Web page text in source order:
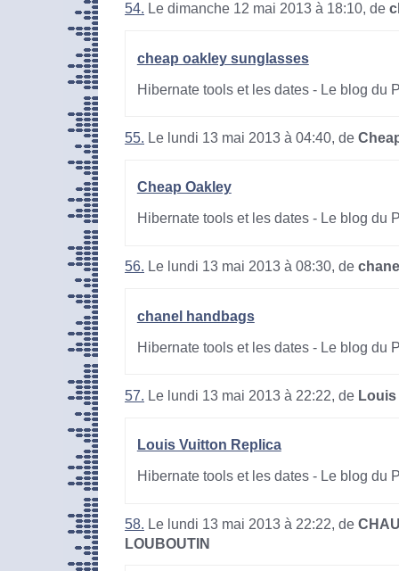
54. Le dimanche 12 mai 2013 à 18:10, de
cheap oakley sunglasses
Hibernate tools et les dates - Le blog du
55. Le lundi 13 mai 2013 à 04:40, de
Cheap Oakley
Hibernate tools et les dates - Le blog du
56. Le lundi 13 mai 2013 à 08:30, de
chanel handbags
Hibernate tools et les dates - Le blog du
57. Le lundi 13 mai 2013 à 22:22, de
Louis Vuitton Replica
Hibernate tools et les dates - Le blog du
58. Le lundi 13 mai 2013 à 22:22, de
LOUBOUTIN